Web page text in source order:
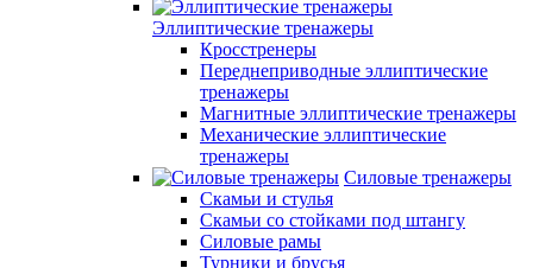
Эллиптические тренажеры
Кросстренеры
Переднеприводные эллиптические
тренажеры
Магнитные эллиптические тренажеры
Механические эллиптические
тренажеры
Силовые тренажеры
Скамьи и стулья
Скамьи со стойками под штангу
Силовые рамы
Турники и брусья